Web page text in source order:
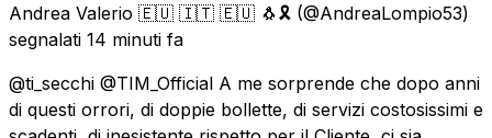
Andrea Valerio 🇪🇺 🇮🇹 🇪🇺 🐧🎗️ (@AndreaLompio53)
segnalati 14 minuti fa
@ti_secchi @TIM_Official A me sorprende che dopo anni
di questi orrori, di doppie bollette, di servizi costosissimi e